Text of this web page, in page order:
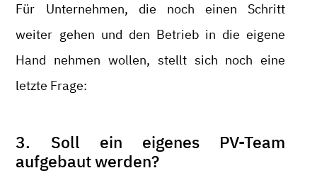
Für Unternehmen, die noch einen Schritt
weiter gehen und den Betrieb in die eigene
Hand nehmen wollen, stellt sich noch eine
letzte Frage:
3. Soll ein eigenes PV-Team
aufgebaut werden?